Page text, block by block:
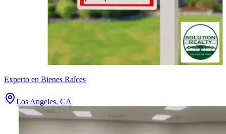
Experto en Bienes Raíces
Los Angeles, CA